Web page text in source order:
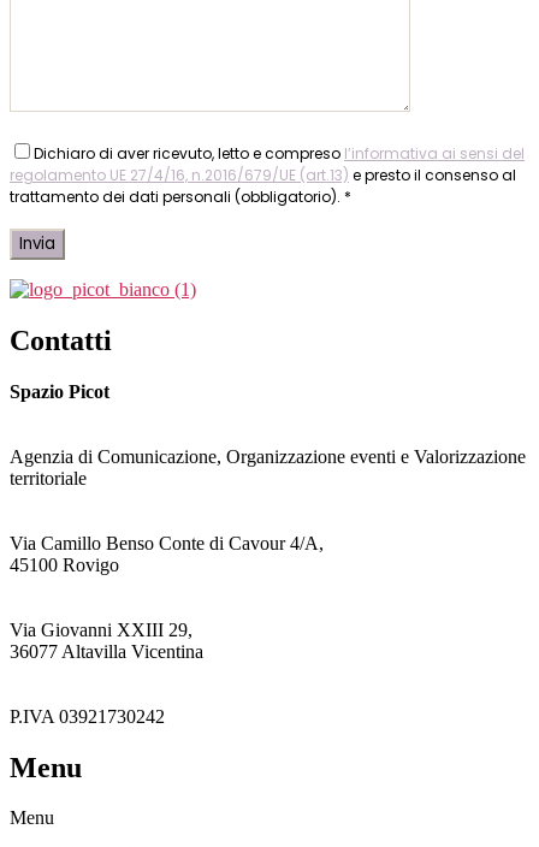
Dichiaro di aver ricevuto, letto e compreso l’informativa ai sensi del
regolamento UE 27/4/16, n.2016/679/UE (art.13) e presto il consenso al
trattamento dei dati personali (obbligatorio). *
Contatti
Spazio Picot
Agenzia di Comunicazione, Organizzazione eventi e Valorizzazione
territoriale
Via Camillo Benso Conte di Cavour 4/A,
45100 Rovigo
Via Giovanni XXIII 29,
36077 Altavilla Vicentina
P.IVA 03921730242
Menu
Menu